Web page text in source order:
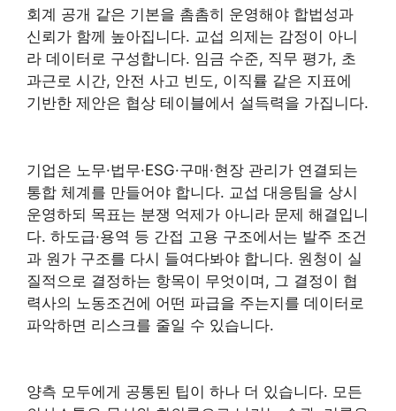
회계 공개 같은 기본을 촘촘히 운영해야 합법성과
신뢰가 함께 높아집니다. 교섭 의제는 감정이 아니
라 데이터로 구성합니다. 임금 수준, 직무 평가, 초
과근로 시간, 안전 사고 빈도, 이직률 같은 지표에
기반한 제안은 협상 테이블에서 설득력을 가집니다.
기업은 노무·법무·ESG·구매·현장 관리가 연결되는
통합 체계를 만들어야 합니다. 교섭 대응팀을 상시
운영하되 목표는 분쟁 억제가 아니라 문제 해결입니
다. 하도급·용역 등 간접 고용 구조에서는 발주 조건
과 원가 구조를 다시 들여다봐야 합니다. 원청이 실
질적으로 결정하는 항목이 무엇이며, 그 결정이 협
력사의 노동조건에 어떤 파급을 주는지를 데이터로
파악하면 리스크를 줄일 수 있습니다.
양측 모두에게 공통된 팁이 하나 더 있습니다. 모든